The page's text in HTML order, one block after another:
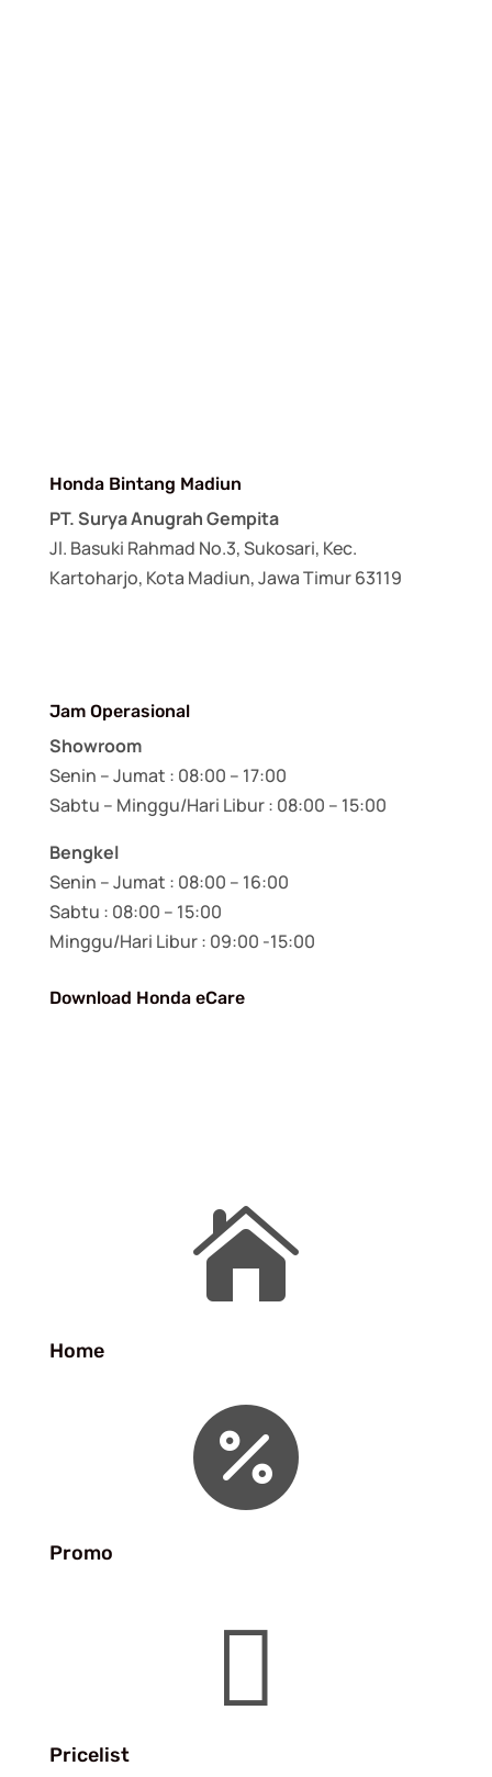
Honda Bintang Madiun
PT. Surya Anugrah Gempita
Jl. Basuki Rahmad No.3, Sukosari, Kec.
Kartoharjo, Kota Madiun, Jawa Timur 63119
Jam Operasional
Showroom
Senin – Jumat : 08:00 – 17:00
Sabtu – Minggu/Hari Libur : 08:00 – 15:00
Bengkel
Senin – Jumat : 08:00 – 16:00
Sabtu : 08:00 – 15:00
Minggu/Hari Libur : 09:00 -15:00
Download Honda eCare

Home

Promo

Pricelist